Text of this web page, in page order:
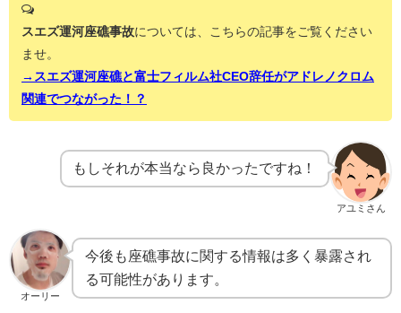
スエズ運河座礁事故については、こちらの記事をご覧ください
ませ。
→スエズ運河座礁と富士フィルム社CEO辞任がアドレノクロム
関連でつながった！？
アユミさん
もしそれが本当なら良かったですね！
オーリー
今後も座礁事故に関する情報は多く暴露され
る可能性があります。